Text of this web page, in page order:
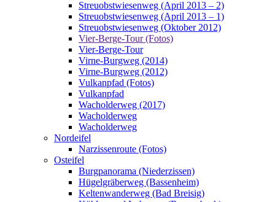
Streuobstwiesenweg (April 2013 – 2)
Streuobstwiesenweg (April 2013 – 1)
Streuobstwiesenweg (Oktober 2012)
Vier-Berge-Tour (Fotos)
Vier-Berge-Tour
Virne-Burgweg (2014)
Virne-Burgweg (2012)
Vulkanpfad (Fotos)
Vulkanpfad
Wacholderweg (2017)
Wacholderweg
Wacholderweg
Nordeifel
Narzissenroute (Fotos)
Osteifel
Burgpanorama (Niederzissen)
Hügelgräberweg (Bassenheim)
Keltenwanderweg (Bad Breisig)